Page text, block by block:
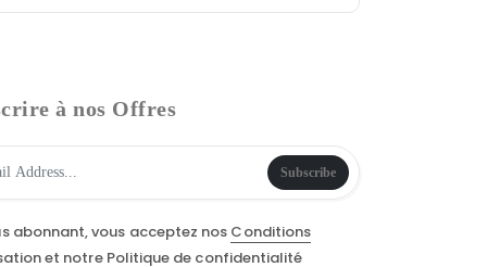
à nos Offres
Subscribe
abonnant, vous acceptez nos Conditions
et notre Politique de confidentialité